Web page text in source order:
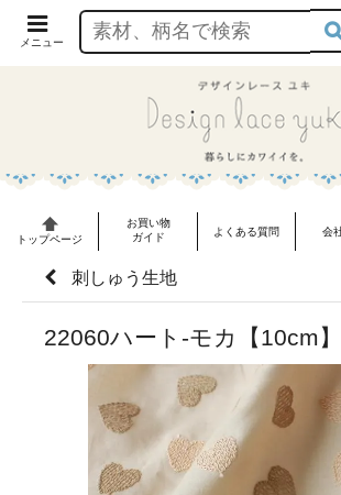
メニュー
トップページ
お買い物
ガイド
よくある質問 会
刺しゅう生地
22060ハート-モカ【10cm】